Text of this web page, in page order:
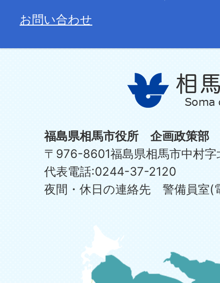
お問い合わせ
福島県相馬市役所 企画政策部
〒976-8601福島県相馬市中村
代表電話:0244-37-2120
夜間・休日の連絡先 警備員室